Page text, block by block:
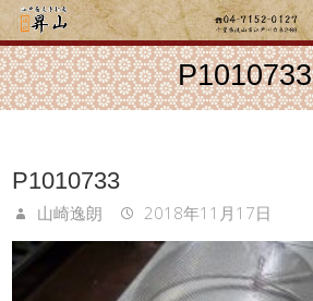
P1010733
P1010733
山崎逸朗 2018年11月17日